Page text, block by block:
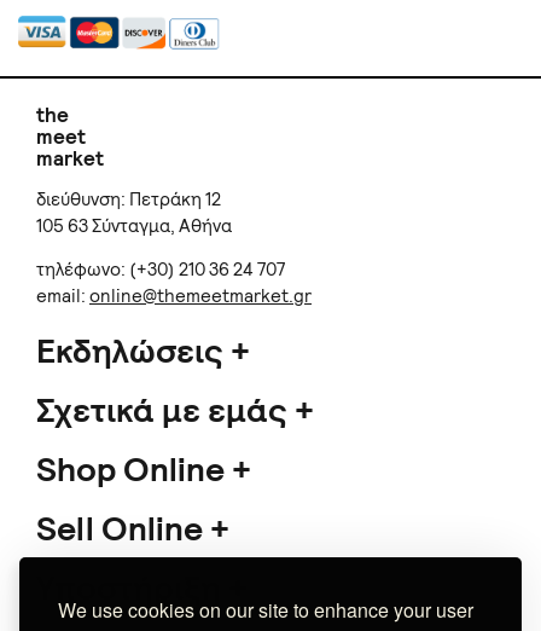
We use cookies on our site to enhance your user
the
meet
market
διεύθυνση: Πετράκη 12
105 63 Σύνταγμα, Αθήνα
τηλέφωνο: (+30) 210 36 24 707
email: online@themeetmarket.gr
Εκδηλώσεις
Σχετικά με εμάς
Shop Online
Sell Online